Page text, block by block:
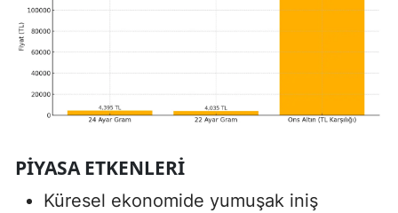
PIYASA ETKENLERI
Küresel ekonomide yumuşak iniş